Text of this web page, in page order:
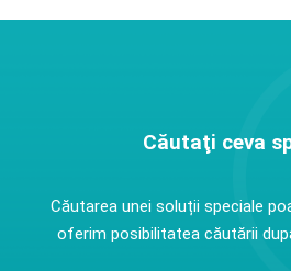
Căutaţi ceva
Căutarea unei soluții speciale
oferim posibilitatea căutării